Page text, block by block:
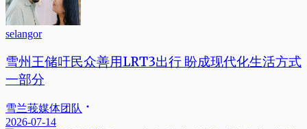
selangor
雪州王储吁民众善用LRT3出行 盼成现代化生活方式
一部分
雪兰莪媒体团队
2026-07-14